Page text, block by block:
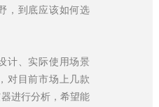
，到底应该如何选
计、实际使用场景
对目前市场上几款
进行分析，希望能